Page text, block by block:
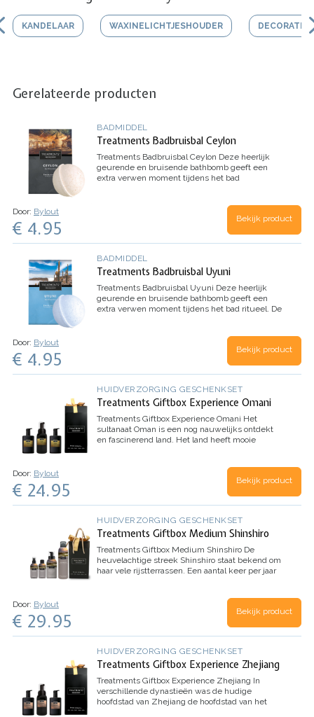
KANDELAAR WAXINELICHTJESHOUDER
Gerelateerde producten
BADMIDDEL
Treatments Badbruisbal Ceylon
Treatments Badbruisbal Ceylon Deze heerlijk
geurende en bruisende bathbomb geeft een
extra verwen moment tijdens het bad
Door: Bylout
€ 4.95 Bekijk product
BADMIDDEL
Treatments Badbruisbal Uyuni
Treatments Badbruisbal Uyuni Deze heerlijk
geurende en bruisende bathbomb geeft een
extra verwen moment tijdens het bad ritueel. De
Door: Bylout
€ 4.95 Bekijk product
HUIDVERZORGING GESCHENKSET
Treatments Giftbox Experience Omani
Treatments Giftbox Experience Omani Het
sultanaat Oman is een nog nauwelijks ontdekt
en fascinerend land. Het land heeft mooie
Door: Bylout
€ 24.95 Bekijk product
HUIDVERZORGING GESCHENKSET
Treatments Giftbox Medium Shinshiro
Treatments Giftbox Medium Shinshiro De
heuvelachtige streek Shinshiro staat bekend om
haar vele rijstterrassen. Een aantal keer per jaar
Door: Bylout
€ 29.95 Bekijk product
HUIDVERZORGING GESCHENKSET
Treatments Giftbox Experience Zhejiang
Treatments Giftbox Experience Zhejiang In
verschillende dynastieën was de hudige
hoofdstad van Zhejiang de hoofdstad van het